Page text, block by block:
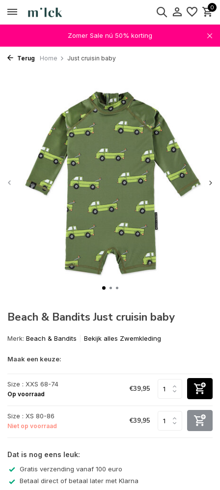
0
Zomer Sale nú 50% korting
Terug Home Just cruisin baby
Beach & Bandits Just cruisin baby
Merk: Beach & Bandits Bekijk alles Zwemkleding
Maak een keuze:
Size : XXS 68-74
Op voorraad
€39,95
Size : XS 80-86
Niet op voorraad
€39,95
Dat is nog eens leuk:
Gratis verzending vanaf 100 euro
Betaal direct of betaal later met Klarna